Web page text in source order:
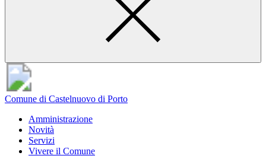
Comune di Castelnuovo di Porto
Amministrazione
Novità
Servizi
Vivere il Comune